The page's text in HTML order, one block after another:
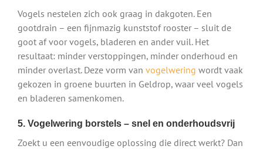
Vogels nestelen zich ook graag in dakgoten. Een
gootdrain – een fijnmazig kunststof rooster – sluit de
goot af voor vogels, bladeren en ander vuil. Het
resultaat: minder verstoppingen, minder onderhoud en
minder overlast. Deze vorm van vogelwering wordt vaak
gekozen in groene buurten in Geldrop, waar veel vogels
en bladeren samenkomen.
5. Vogelwering borstels – snel en onderhoudsvrij
Zoekt u een eenvoudige oplossing die direct werkt? Dan